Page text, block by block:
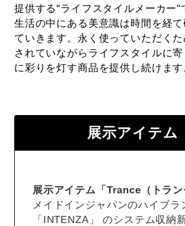
提供する"ライフスタイルメーカー"
生活の中にある美意識は時間を経
ていきます。永く使っていただく
されていながらライフスタイルに
に彩りを灯す商品を提供し続けます
展示アイテム
展示アイテム「Trance（トラン
メイドインジャパンのハイブラ
「INTENZA」 のシステム収納